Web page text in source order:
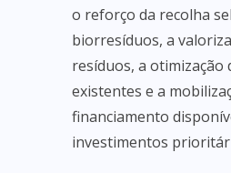
o reforço da recolha
biorresíduos, a
resíduos, a
existentes e a
financiamento
investimentos